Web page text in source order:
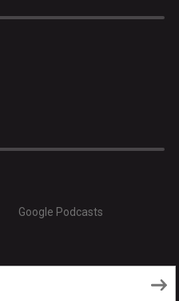
Google Podcasts